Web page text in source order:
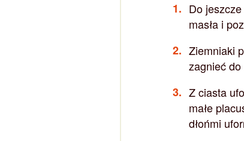
Do
masła i
Ziemniaki
zagnieć
Z ciasta
małe
dłońmi